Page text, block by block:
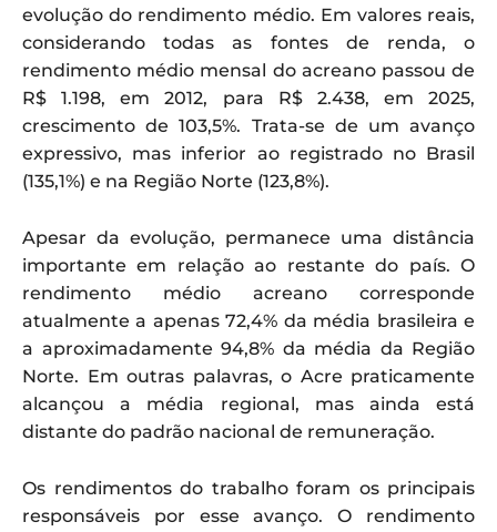
evolução do rendimento médio. Em valores reais,
considerando todas as fontes de renda, o
rendimento médio mensal do acreano passou de
R$ 1.198, em 2012, para R$ 2.438, em 2025,
crescimento de 103,5%. Trata-se de um avanço
expressivo, mas inferior ao registrado no Brasil
(135,1%) e na Região Norte (123,8%).
Apesar da evolução, permanece uma distância
importante em relação ao restante do país. O
rendimento médio acreano corresponde
atualmente a apenas 72,4% da média brasileira e
a aproximadamente 94,8% da média da Região
Norte. Em outras palavras, o Acre praticamente
alcançou a média regional, mas ainda está
distante do padrão nacional de remuneração.
Os rendimentos do trabalho foram os principais
responsáveis por esse avanço. O rendimento